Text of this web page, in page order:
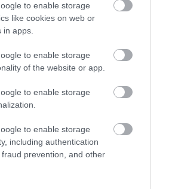
to enable storage
like cookies on web or
apps.
to enable storage
of the website or app.
to enable storage
to enable storage
including authentication
prevention, and other
egyes héten
ÉS GYÉMÁNT
feldolgozás még